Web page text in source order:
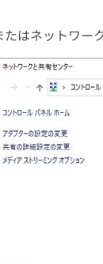
たはネットワー